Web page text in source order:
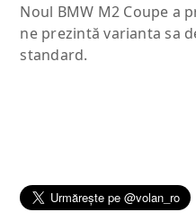
Noul BMW M2 Coupe a
ne prezintă varianta sa
standard.